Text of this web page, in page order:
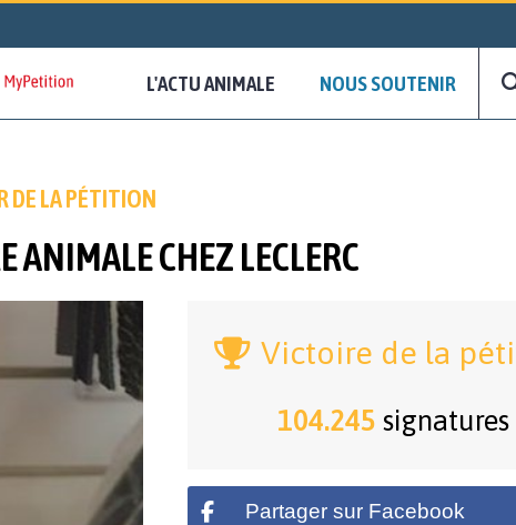
L'ACTU ANIMALE NOUS SOUTENIR
DE LA PÉTITION
ANIMALE CHEZ LECLERC
Victoire de la
104.245 signatures
Partager sur Facebook